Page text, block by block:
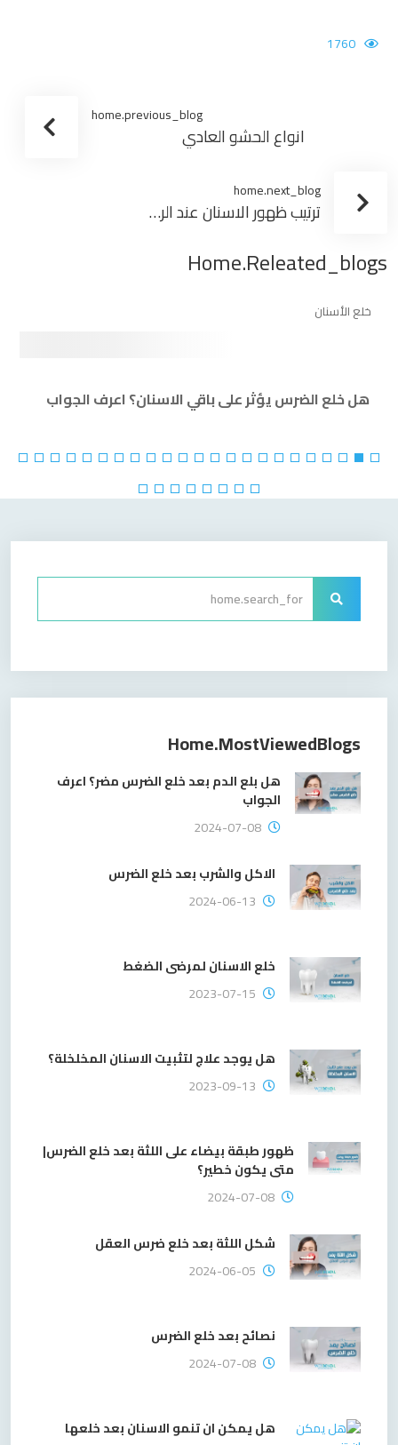
1760
home.previous_blog
انواع الحشو العادي
home.next_blog
ترتيب ظهور الاسنان عند الرضع
Home.releated_blogs
خلع الأسنان
هل خلع الضرس يؤثر على باقي الاسنان؟ اعرف الجواب
Home.mostViewedBlogs
هل بلع الدم بعد خلع الضرس مضر؟ اعرف
الجواب
2024-07-08
الاكل والشرب بعد خلع الضرس
2024-06-13
خلع الاسنان لمرضى الضغط
2023-07-15
هل يوجد علاج لتثبيت الاسنان المخلخلة؟
2023-09-13
ظهور طبقة بيضاء على اللثة بعد خلع الضرس|
متى يكون خطير؟
2024-07-08
شكل اللثة بعد خلع ضرس العقل
2024-06-05
نصائح بعد خلع الضرس
2024-07-08
هل يمكن ان تنمو الاسنان بعد خلعها